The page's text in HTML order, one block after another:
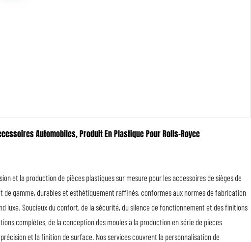
Automobiles, Produit En Plastique Pour Rolls-Royce
et la production de pièces plastiques sur mesure pour les accessoires de sièges de
de gamme, durables et esthétiquement raffinés, conformes aux normes de fabrication
luxe. Soucieux du confort, de la sécurité, du silence de fonctionnement et des finitions
complètes, de la conception des moules à la production en série de pièces
et la finition de surface. Nos services couvrent la personnalisation de